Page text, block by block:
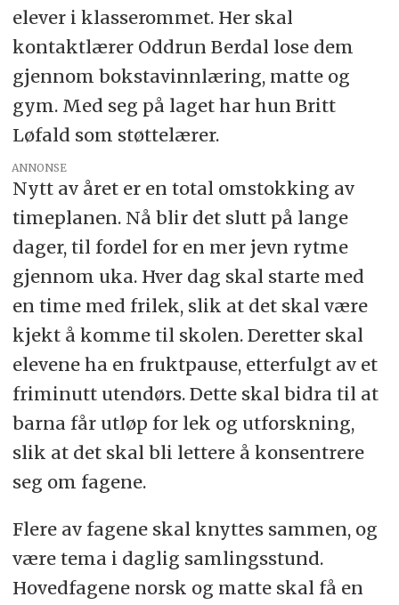
elever i klasserommet. Her skal
kontaktlærer Oddrun Berdal lose dem
gjennom bokstavinnlæring, matte og
gym. Med seg på laget har hun Britt
Løfald som støttelærer.
ANNONSE
Nytt av året er en total omstokking av
timeplanen. Nå blir det slutt på lange
dager, til fordel for en mer jevn rytme
gjennom uka. Hver dag skal starte med
en time med frilek, slik at det skal være
kjekt å komme til skolen. Deretter skal
elevene ha en fruktpause, etterfulgt av et
friminutt utendørs. Dette skal bidra til at
barna får utløp for lek og utforskning,
slik at det skal bli lettere å konsentrere
seg om fagene.
Flere av fagene skal knyttes sammen, og
være tema i daglig samlingsstund.
Hovedfagene norsk og matte skal få en